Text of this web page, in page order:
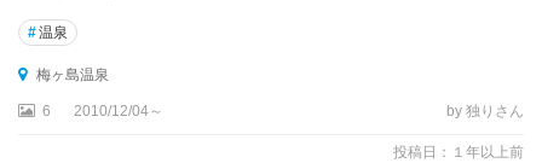
#温泉
梅ヶ島温泉
6 2010/12/04～ by 独りさん
投稿日：１年以上前